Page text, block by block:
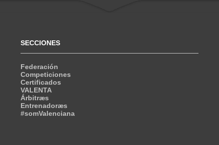
SECCIONES
Federación
Competiciones
Certificados
VALENTA
Árbitræs
Entrenadoræs
#somValenciana